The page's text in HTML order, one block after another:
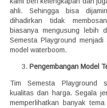
ahli. Sehingga bisa
dihadirkan tidak
biasanya mengusung lebih
Semesta Playground
model waterboom.
Pengembangan Model
Tim Semesta Playground
kualitas dan harga. Segala
memperlihatkan banyak